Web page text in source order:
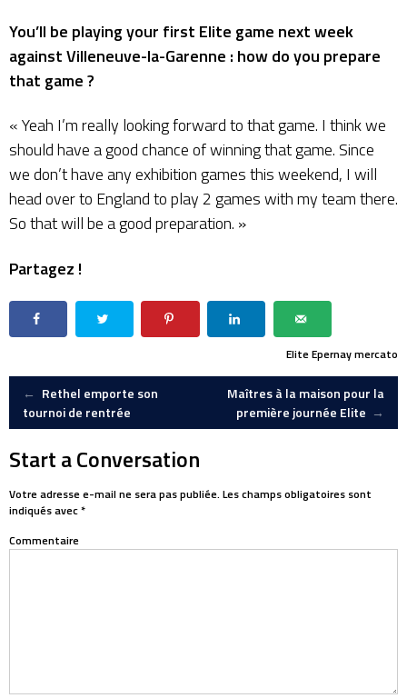
You’ll be playing your first Elite game next week
against Villeneuve-la-Garenne : how do you prepare
that game ?
« Yeah I’m really looking forward to that game. I think we
should have a good chance of winning that game. Since
we don’t have any exhibition games this weekend, I will
head over to England to play 2 games with my team there.
So that will be a good preparation. »
Partagez !
EliteEpernaymercato
Post
navigation
← Rethel emporte son
tournoi de rentrée
Maîtres à la maison pour la
première journée Elite →
Start a Conversation
Votre adresse e-mail ne sera pas publiée. Les champs obligatoires sont
indiqués avec*
Commentaire